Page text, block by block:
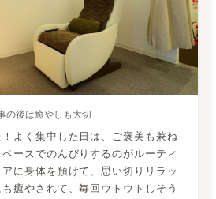
の後は癒やしも大切
よく集中した日は、ご褒美も兼ね
ースでのんびりするのがルーティ
に身体を預けて、思い切りリラッ
癒やされて、毎回ウトウトしそう